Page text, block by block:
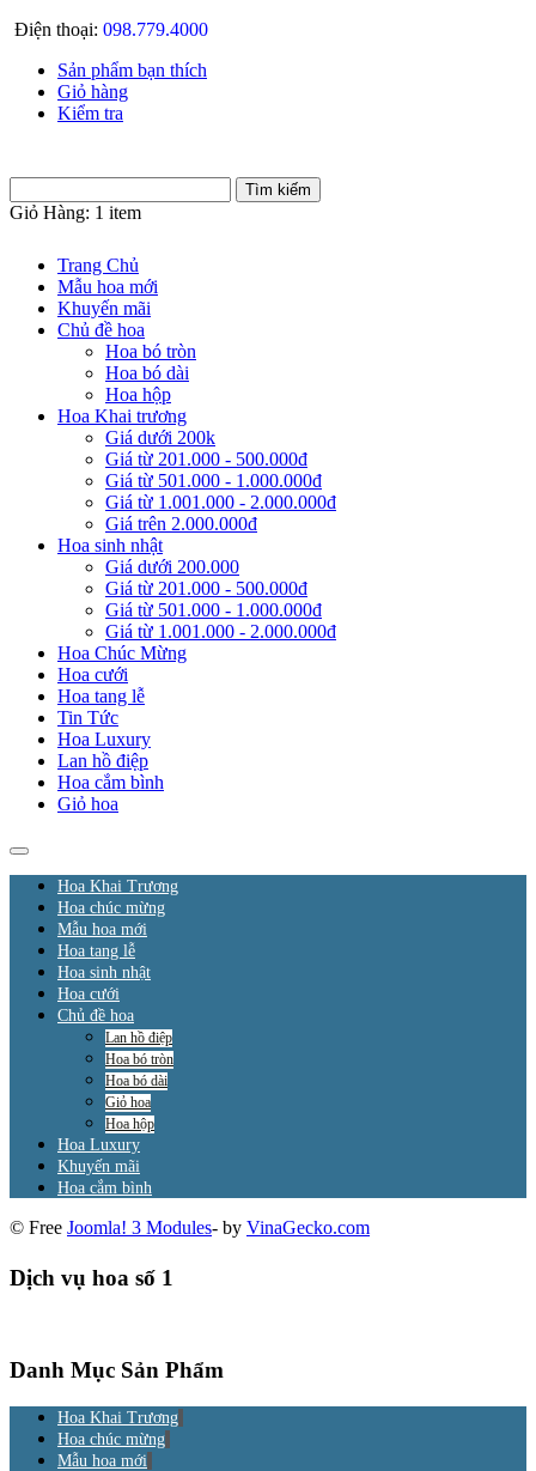
Điện thoại: 098.779.4000
Sản phẩm bạn thích
Giỏ hàng
Kiểm tra
Giỏ Hàng: 1 item
Trang Chủ
Mẫu hoa mới
Khuyến mãi
Chủ đề hoa
Hoa bó tròn
Hoa bó dài
Hoa hộp
Hoa Khai trương
Giá dưới 200k
Giá từ 201.000 - 500.000đ
Giá từ 501.000 - 1.000.000đ
Giá từ 1.001.000 - 2.000.000đ
Giá trên 2.000.000đ
Hoa sinh nhật
Giá dưới 200.000
Giá từ 201.000 - 500.000đ
Giá từ 501.000 - 1.000.000đ
Giá từ 1.001.000 - 2.000.000đ
Hoa Chúc Mừng
Hoa cưới
Hoa tang lễ
Tin Tức
Hoa Luxury
Lan hồ điệp
Hoa cắm bình
Giỏ hoa
Hoa Khai Trương
Hoa chúc mừng
Mẫu hoa mới
Hoa tang lễ
Hoa sinh nhật
Hoa cưới
Chủ đề hoa
Lan hồ điệp
Hoa bó tròn
Hoa bó dài
Giỏ hoa
Hoa hộp
Hoa Luxury
Khuyến mãi
Hoa cắm bình
© Free Joomla! 3 Modules- by VinaGecko.com
Dịch vụ hoa số 1
Danh Mục Sản Phẩm
Hoa Khai Trương
Hoa chúc mừng
Mẫu hoa mới